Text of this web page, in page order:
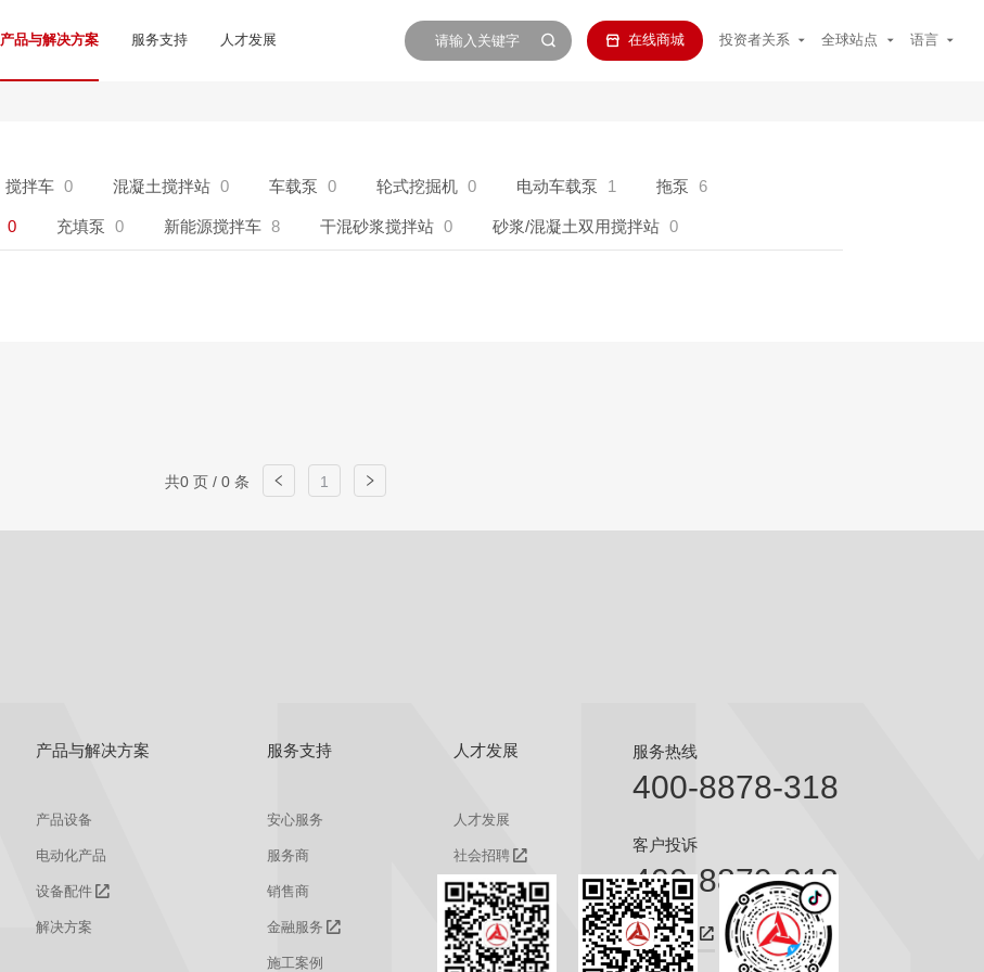
产品与解决方案 服务支持 人才发展 在线商城 投资者关系 全球站点 语言
搅拌车 0 混凝土搅拌站 0 车载泵 0 轮式挖掘机 0 电动车载泵 1 拖泵 6
0 充填泵 0 新能源搅拌车 8 干混砂浆搅拌站 0 砂浆/混凝土双用搅拌站 0
共0 页 / 0 条 1
产品与解决方案
产品设备
电动化产品
设备配件
解决方案
服务支持
安心服务
服务商
销售商
金融服务
施工案例
人才发展
人才发展
社会招聘
校园招聘
服务热线
400-8878-318
客户投诉
400-8879-318
咨询热线